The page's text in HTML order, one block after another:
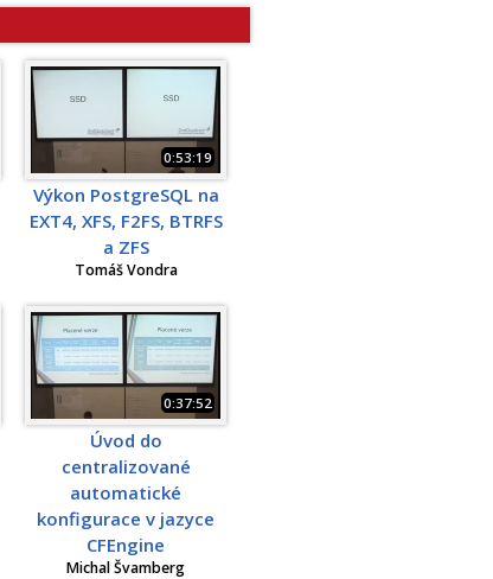
0:53:19
Výkon PostgreSQL na
EXT4, XFS, F2FS, BTRFS
a ZFS
Tomáš Vondra
0:37:52
Úvod do
centralizované
automatické
konfigurace v jazyce
CFEngine
Michal Švamberg